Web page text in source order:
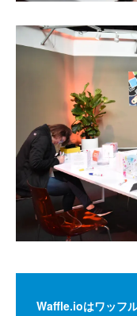
Waffle.ioはワッフ